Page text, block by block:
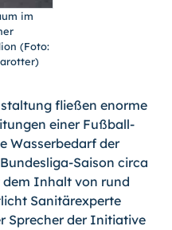
im
(Foto:
fließen enorme
einer Fußball-
Wasserbedarf der
Saison circa
dem Inhalt von rund
Sanitärexperte
Sprecher der Initiative